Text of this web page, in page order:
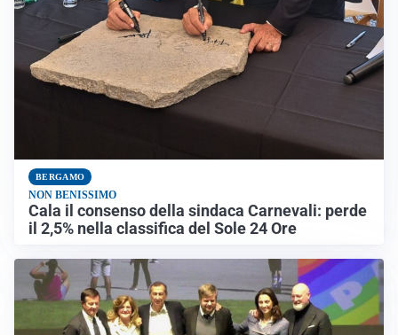
BERGAMO
NON BENISSIMO
Cala il consenso della sindaca Carnevali: perde
il 2,5% nella classifica del Sole 24 Ore